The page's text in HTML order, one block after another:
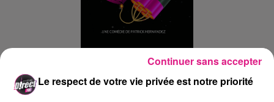
Ajouter à votre calendrier
Le respect de votre vie privée est notre priorité
Continuer sans accepter